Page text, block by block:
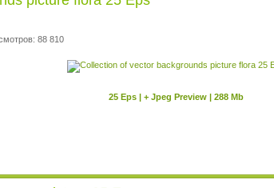
88 810
25 Eps | + Jpeg Preview | 288 Mb